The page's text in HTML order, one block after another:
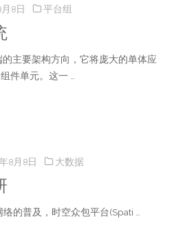
8日 平台组
主要架构方向，它将庞大的单体应
件单元。这一 …
8月8日 大数据
普及，时空众包平台(Spati …